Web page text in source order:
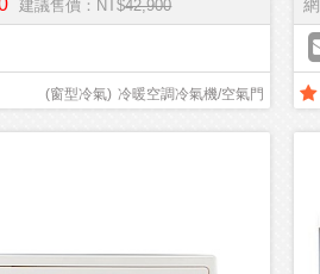
建議售價：NT$42,900
冷暖空調冷氣機/空氣門
(窗型冷氣)